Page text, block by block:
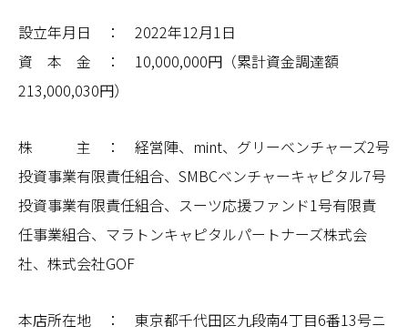
設立年月日 ： 2022年12月1日
資 本 金 ： 10,000,000円（累計資金調達額
213,000,030円）
株 主 ： 経営陣、mint、グリーベンチャーズ2号
投資事業有限責任組合、SMBCベンチャーキャピタル7号
投資事業有限責任組合、スーツ応援ファンド1号有限責
任事業組合、マラトンキャピタルパートナーズ株式会
社、株式会社GOF
本店所在地 ： 東京都千代田区九段南4丁目6番13号ニ